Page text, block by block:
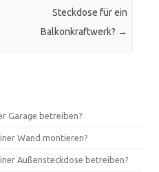
Steckdose für ein
Balkonkraftwerk? →
Garage betreiben?
Wand montieren?
Außensteckdose betreiben?